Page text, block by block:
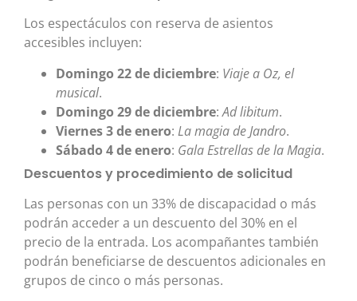
Los espectáculos con reserva de asientos
accesibles incluyen:
Domingo 22 de diciembre: Viaje a Oz, el
musical.
Domingo 29 de diciembre:Ad libitum.
Viernes 3 de enero: La magia de Jandro.
Sábado 4 de enero: Gala Estrellas de la Magia.
Descuentos y procedimiento de solicitud
Las personas con un 33% de discapacidad o más
podrán acceder a un descuento del 30% en el
precio de la entrada. Los acompañantes también
podrán beneficiarse de descuentos adicionales en
grupos de cinco o más personas.